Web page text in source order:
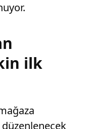
ilk
düzenlenecek